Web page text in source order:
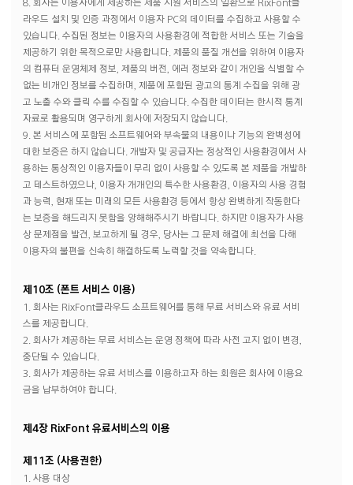
8. 회사는 이용자에게 제공하는 제품 지원 서비스의 일환으로 RixFont클
라우드 설치 및 인증 과정에서 이용자 PC의 데이터를 수집하고 사용할 수
있습니다. 수집된 정보는 이용자의 사용환경에 적합한 서비스 또는 기술을
제공하기 위한 목적으로만 사용합니다. 제품의 품질 개선을 위하여 이용자
의 컴퓨터 운영체제 정보, 제품의 버전, 에러 정보와 같이 개인을 식별할 수
없는 비개인 정보를 수집하며, 제품에 포함된 광고의 통계 수집을 위해 광
고 노출 수와 클릭 수를 수집할 수 있습니다. 수집한 데이터는 한시적 통계
자료로 활용되며 영구하게 회사에 저장되지 않습니다.
9. 본 서비스에 포함된 소프트웨어와 부속물의 내용이나 기능의 완벽성에
대한 보증은 하지 않습니다. 개발자 및 공급자는 정상적인 사용환경에서 사
용하는 통상적인 이용자들이 무리 없이 사용할 수 있도록 본 제품을 개발하
고 테스트하였으나, 이용자 개개인의 특수한 사용환경, 이용자의 사용 경험
과 능력, 현재 또는 미래의 모든 사용환경 등에서 항상 완벽하게 작동한다
는 보증을 해드리지 못함을 양해해주시기 바랍니다. 하지만 이용자가 사용
상 문제점을 발견, 보고하게 될 경우, 당사는 그 문제 해결에 최선을 다해
이용자의 불편을 신속히 해결하도록 노력할 것을 약속합니다.
제10조 (폰트 서비스 이용)
1. 회사는 RixFont클라우드 소프트웨어를 통해 무료 서비스와 유료 서비
스를 제공합니다.
2. 회사가 제공하는 무료 서비스는 운영 정책에 따라 사전 고지 없이 변경,
중단될 수 있습니다.
3. 회사가 제공하는 유료 서비스를 이용하고자 하는 회원은 회사에 이용요
금을 납부하여야 합니다.
제4장 RixFont 유료서비스의 이용
제11조 (사용권한)
1. 사용 대상